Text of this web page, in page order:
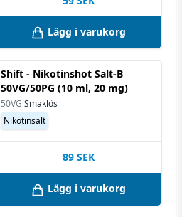
Lägg i varukorg
Shift - Nikotinshot Salt-B
50VG/50PG (10 ml, 20 mg)
50VG Smaklös
Nikotinsalt
89 SEK
Lägg i varukorg